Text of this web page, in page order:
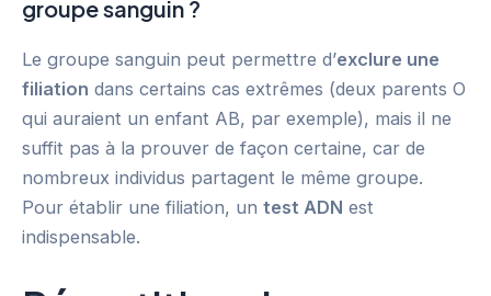
groupe sanguin ?
Le groupe sanguin peut permettre d’exclure une
filiation dans certains cas extrêmes (deux parents O
qui auraient un enfant AB, par exemple), mais il ne
suffit pas à la prouver de façon certaine, car de
nombreux individus partagent le même groupe.
Pour établir une filiation, un test ADN est
indispensable.